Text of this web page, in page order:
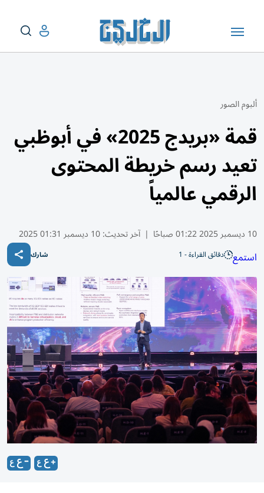
ألبوم الصور
قمة «بريدج 2025» في أبوظبي
تعيد رسم خريطة المحتوى
الرقمي عالمياً
10 ديسمبر 2025 01:22 صباحًا | آخر تحديث:10 ديسمبر 01:31 2025
استمع دقائق القراءة - 1 شارك